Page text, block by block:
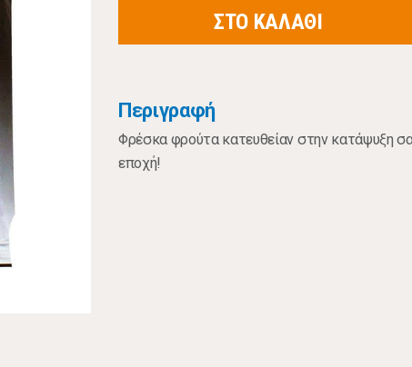
ΣΤΟ ΚΑΛΑΘΙ
Περιγραφή
Φρέσκα φρούτα κατευθείαν στην κατάψυξη
εποχή!